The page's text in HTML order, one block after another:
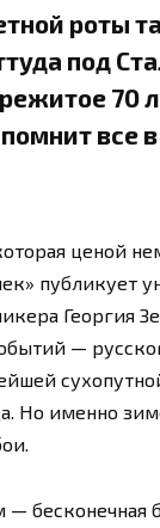
роты
под
70
все
ценой
публикует
Георгия
—
Но именно
—